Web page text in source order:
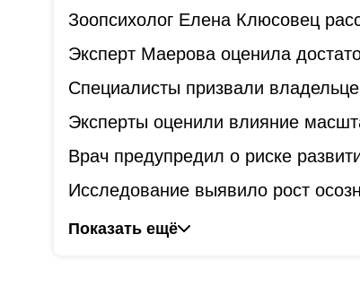
Зоопсихолог Елена Клюсовец
Эксперт Маерова оценила
Специалисты призвали
Эксперты оценили влияние
Врач предупредил о риске
Исследование выявило рост
Показать ещё